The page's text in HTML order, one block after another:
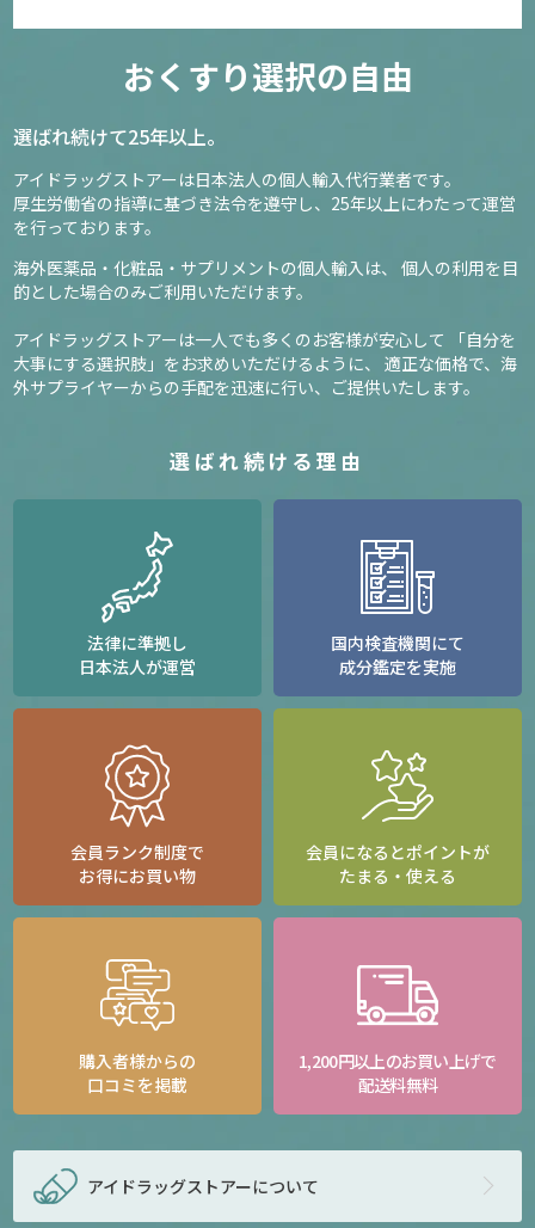
おくすり選択の自由
選ばれ続けて25年以上。
アイドラッグストアーは日本法人の個人輸入代行業者です。
厚生労働省の指導に基づき法令を遵守し、 25年以上にわたって運営
を行っております。
海外医薬品・化粧品・サプリメントの個人輸入は、
個人の利用を目
的とした場合のみご利用いただけます。
アイドラッグストアーは一人でも多くのお客様が安心して
「自分を
大事にする選択肢」をお求めいただけるように、
適正な価格で、海
外サプライヤーからの手配を迅速に行い、ご提供いたします。
選ばれ続ける理由
法律に準拠し
日本法人が運営
国内検査機関にて
成分鑑定を実施
会員ランク制度で
お得にお買い物
会員になるとポイントが
たまる・使える
購入者様からの
口コミを掲載
1,200円以上のお買い上げで
配送料無料
アイドラッグストアーについて